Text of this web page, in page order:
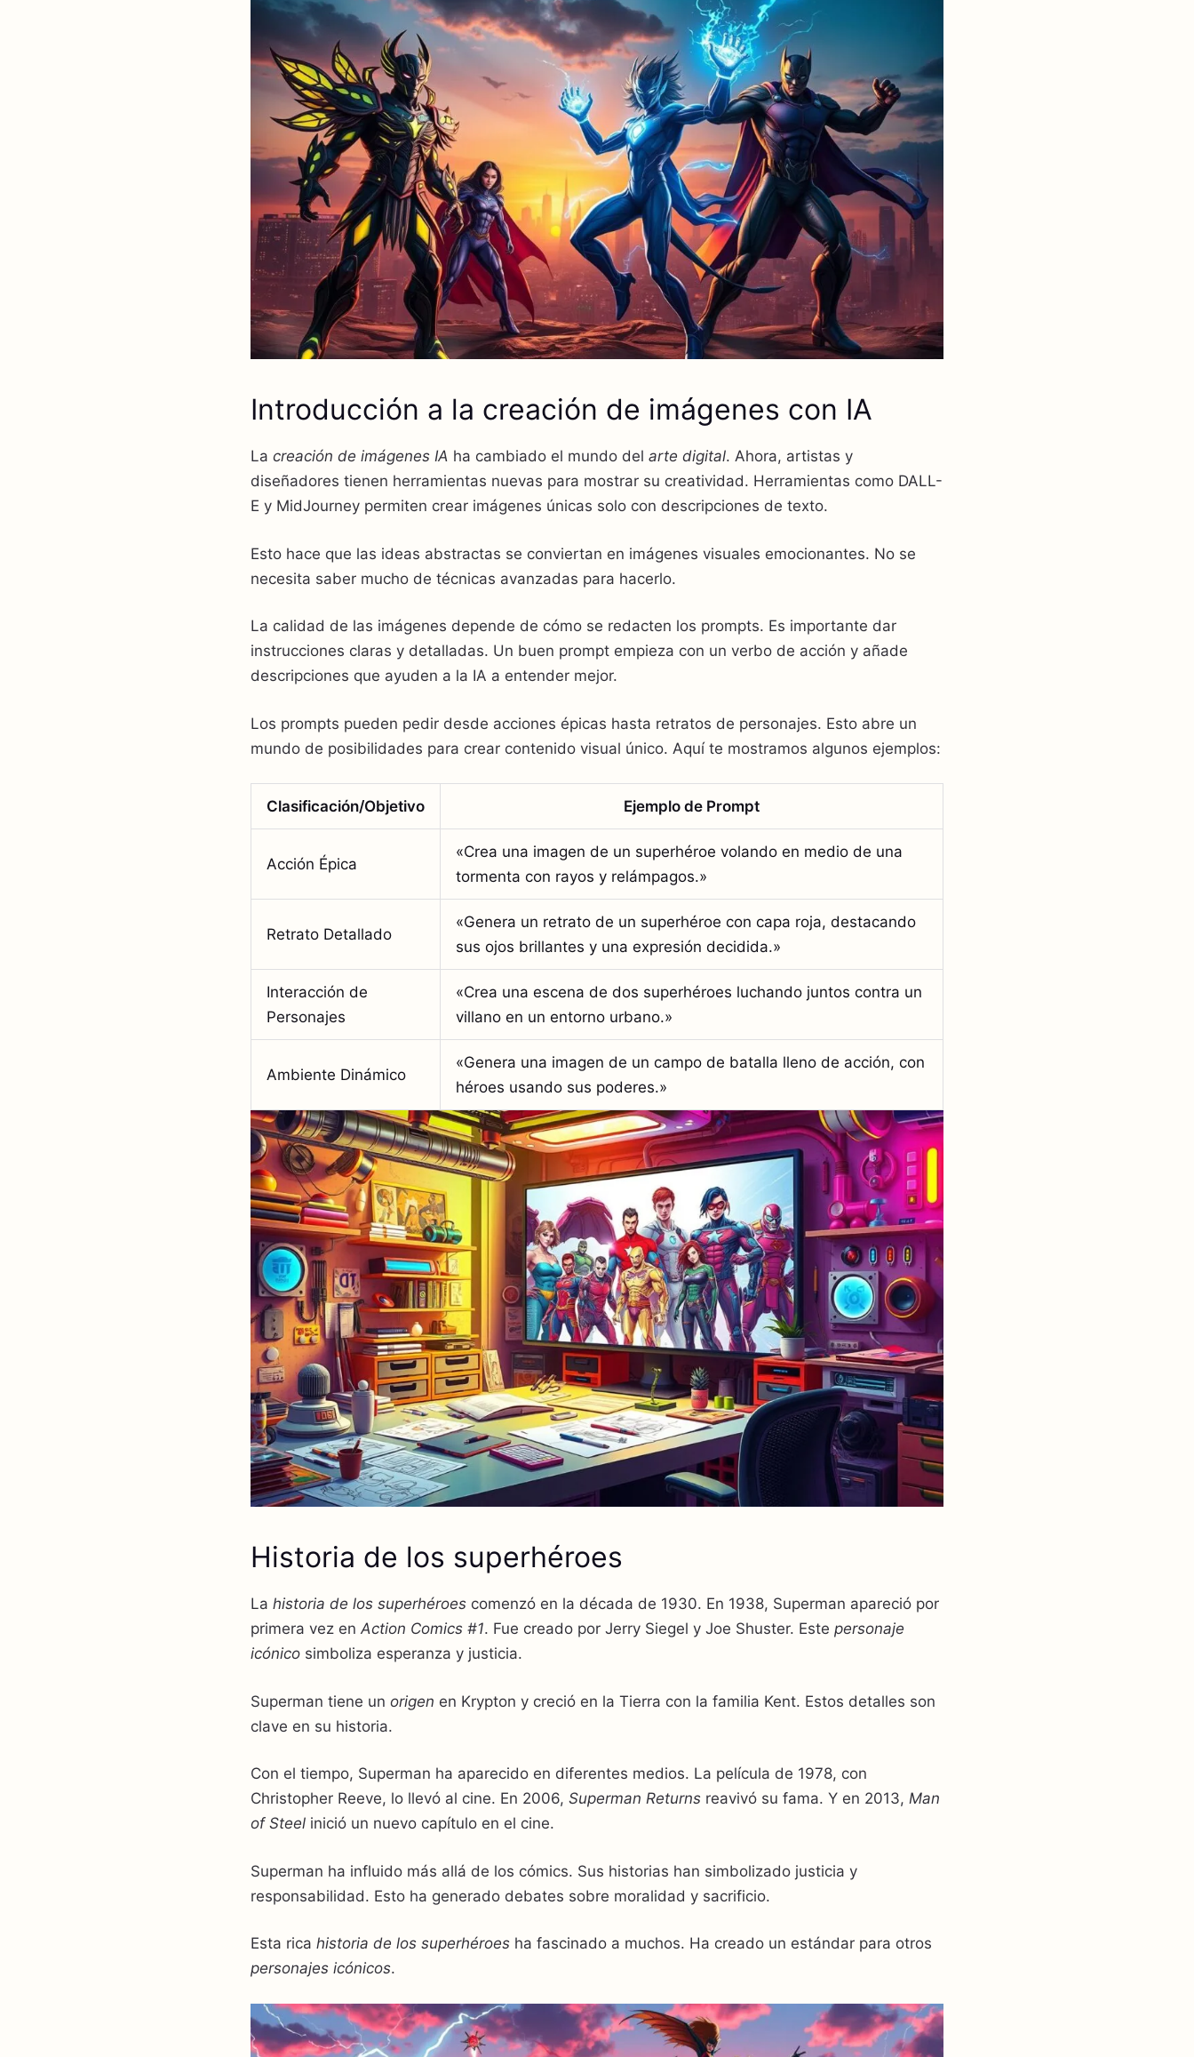
Introducción a la creación de imágenes con IA
La creación de imágenes IA ha cambiado el mundo del arte digital. Ahora, artistas y
diseñadores tienen herramientas nuevas para mostrar su creatividad. Herramientas como DALL-
E y MidJourney permiten crear imágenes únicas solo con descripciones de texto.
Esto hace que las ideas abstractas se conviertan en imágenes visuales emocionantes. No se
necesita saber mucho de técnicas avanzadas para hacerlo.
La calidad de las imágenes depende de cómo se redacten los prompts. Es importante dar
instrucciones claras y detalladas. Un buen prompt empieza con un verbo de acción y añade
descripciones que ayuden a la IA a entender mejor.
Los prompts pueden pedir desde acciones épicas hasta retratos de personajes. Esto abre un
mundo de posibilidades para crear contenido visual único. Aquí te mostramos algunos ejemplos:
Clasificación/Objetivo Ejemplo de Prompt
Acción Épica
«Crea una imagen de un superhéroe volando en medio de una
tormenta con rayos y relámpagos.»
Retrato Detallado
«Genera un retrato de un superhéroe con capa roja, destacando
sus ojos brillantes y una expresión decidida.»
Interacción de
Personajes
«Crea una escena de dos superhéroes luchando juntos contra un
villano en un entorno urbano.»
Ambiente Dinámico
«Genera una imagen de un campo de batalla lleno de acción, con
héroes usando sus poderes.»
Historia de los superhéroes
La historia de los superhéroes comenzó en la década de 1930. En 1938, Superman apareció por
primera vez en Action Comics #1. Fue creado por Jerry Siegel y Joe Shuster. Este personaje
icónico simboliza esperanza y justicia.
Superman tiene un origen en Krypton y creció en la Tierra con la familia Kent. Estos detalles son
clave en su historia.
Con el tiempo, Superman ha aparecido en diferentes medios. La película de 1978, con
Christopher Reeve, lo llevó al cine. En 2006, Superman Returns reavivó su fama. Y en 2013, Man
of Steel inició un nuevo capítulo en el cine.
Superman ha influido más allá de los cómics. Sus historias han simbolizado justicia y
responsabilidad. Esto ha generado debates sobre moralidad y sacrificio.
Esta rica historia de los superhéroes ha fascinado a muchos. Ha creado un estándar para otros
personajes icónicos.